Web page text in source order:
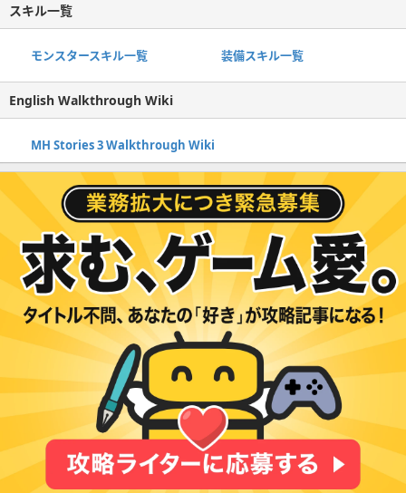
スキル一覧
モンスタースキル一覧 装備スキル一覧
English Walkthrough Wiki
MH Stories 3 Walkthrough Wiki